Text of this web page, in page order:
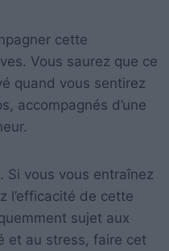
cette
Vous saurez que ce
quand vous sentirez
accompagnés d’une
Si vous vous entraînez
l’efficacité de cette
sujet aux
et au stress, faire cet